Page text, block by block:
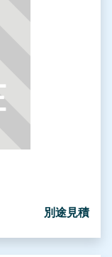
別途見積